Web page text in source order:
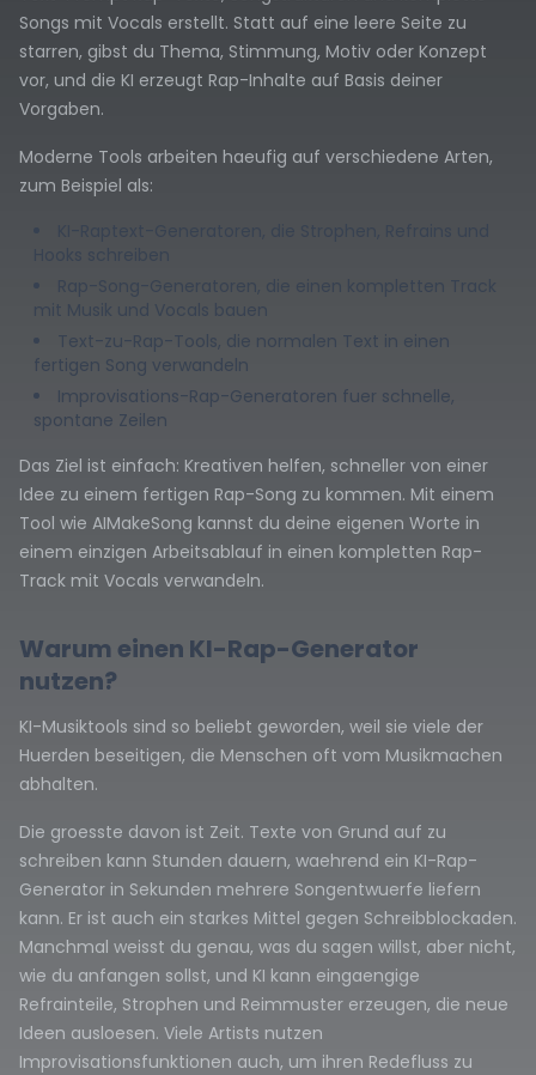
Songs mit Vocals erstellt. Statt auf eine leere Seite zu
starren, gibst du Thema, Stimmung, Motiv oder Konzept
vor, und die KI erzeugt Rap-Inhalte auf Basis deiner
Vorgaben.
Moderne Tools arbeiten haeufig auf verschiedene Arten,
zum Beispiel als:
Hooks schreiben
Rap-Song-Generatoren, die einen kompletten Track
mit Musik und Vocals bauen
Text-zu-Rap-Tools, die normalen Text in einen
fertigen Song verwandeln
Improvisations-Rap-Generatoren fuer schnelle,
spontane Zeilen
Das Ziel ist einfach: Kreativen helfen, schneller von einer
Idee zu einem fertigen Rap-Song zu kommen. Mit einem
Tool wie AIMakeSong kannst du deine eigenen Worte in
einem einzigen Arbeitsablauf in einen kompletten Rap-
Track mit Vocals verwandeln.
Warum einen KI-Rap-Generator
nutzen?
KI-Musiktools sind so beliebt geworden, weil sie viele der
Huerden beseitigen, die Menschen oft vom Musikmachen
abhalten.
Die groesste davon ist Zeit. Texte von Grund auf zu
schreiben kann Stunden dauern, waehrend ein KI-Rap-
Generator in Sekunden mehrere Songentwuerfe liefern
kann. Er ist auch ein starkes Mittel gegen Schreibblockaden.
Manchmal weisst du genau, was du sagen willst, aber nicht,
wie du anfangen sollst, und KI kann eingaengige
Refrainteile, Strophen und Reimmuster erzeugen, die neue
Ideen ausloesen. Viele Artists nutzen
Improvisationsfunktionen auch, um ihren Redefluss zu